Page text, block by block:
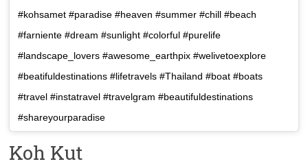
#kohsamet #paradise #heaven #summer #chill #beach
#farniente #dream #sunlight #colorful #purelife
#landscape_lovers #awesome_earthpix #welivetoexplore
#beatifuldestinations #lifetravels #Thailand #boat #boats
#travel #instatravel #travelgram #beautifuldestinations
#shareyourparadise
Koh Kut